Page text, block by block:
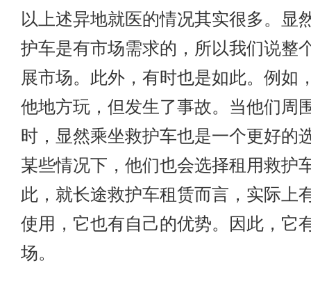
以上述异地就医的情况其实很多。显
护车是有市场需求的，所以我们说整
展市场。此外，有时也是如此。例如
他地方玩，但发生了事故。当他们周
时，显然乘坐救护车也是一个更好的
某些情况下，他们也会选择租用救护
此，就长途救护车租赁而言，实际上
使用，它也有自己的优势。因此，它
场。